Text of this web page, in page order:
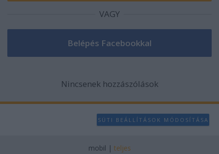
VAGY
Nincsenek hozzászólások
SÜTI BEÁLLÍTÁSOK MÓDOSÍTÁSA
mobil | teljes